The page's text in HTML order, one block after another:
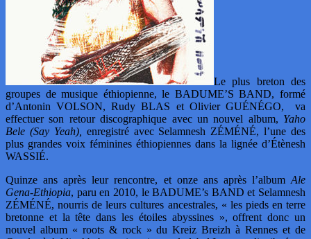
Le plus breton des
groupes de musique éthiopienne, le BADUME’S BAND, formé
d’Antonin VOLSON, Rudy BLAS et Olivier GUÉNÉGO, va
effectuer son retour discographique avec un nouvel album, Yaho
Bele (Say Yeah), enregistré avec Selamnesh ZÉMÉNÉ, l’une des
plus grandes voix féminines éthiopiennes dans la lignée d’Étènesh
WASSIÉ.
Quinze ans après leur rencontre, et onze ans après l’albumAle
Gena-Ethiopia, paru en 2010, le BADUME’s BAND et Selamnesh
ZÉMÉNÉ, nourris de leurs cultures ancestrales, « les pieds en terre
bretonne et la tête dans les étoiles abyssines », offrent donc un
nouvel album « roots & rock » du Kreiz Breizh à Rennes et de